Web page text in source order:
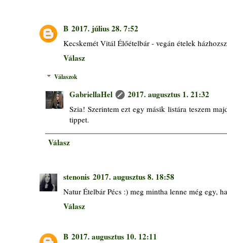
B 2017. július 28. 7:52
Kecskemét Vitál Élőételbár - vegán ételek
Válasz
Válaszok
GabriellaHel 2017. augusztus 1. 21:32
Szia! Szerintem ezt egy másik listára teszem
tippet.
Válasz
stenonis 2017. augusztus 8. 18:58
Natur Ételbár Pécs :) meg mintha lenne még egy,
Válasz
B 2017. augusztus 10. 12:11